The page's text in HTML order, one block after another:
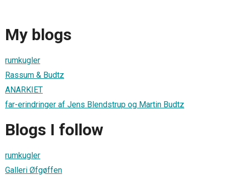
My blogs
rumkugler
Rassum & Budtz
ANARKIET
far-erindringer af Jens Blendstrup og Martin Budtz
Blogs I follow
rumkugler
Galleri Øfgøffen